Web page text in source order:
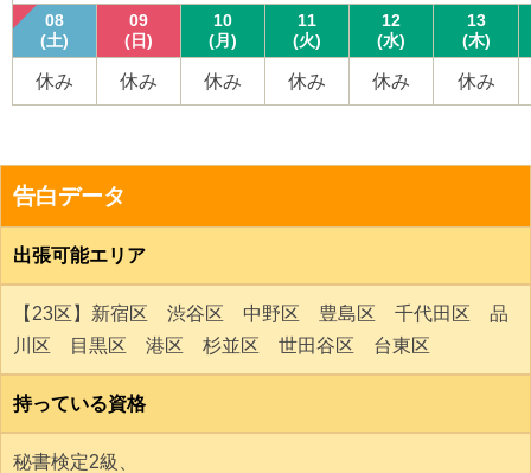
08
(土)
09
(日)
10
(月)
11
(火)
12
(水)
13
(木)
休み 休み 休み 休み 休み 休み
告白データ
出張可能エリア
【23区】新宿区 渋谷区 中野区 豊島区 千代田区 品
川区 目黒区 港区 杉並区 世田谷区 台東区
持っている資格
秘書検定2級、